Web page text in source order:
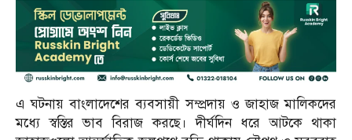
এ ঘটনায় বাংলাদেশের ব্যবসায়ী সম্প্রদায় ও জাহাজ মালিকদের
মধ্যে স্বস্তির ভাব বিরাজ করছে। দীর্ঘদিন ধরে আটকে থাকা